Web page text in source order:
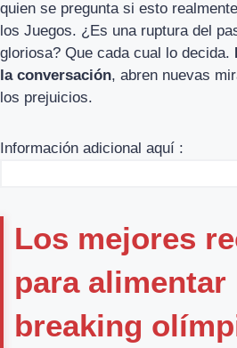
quien se pregunta si esto
los Juegos. ¿Es una ruptura del
gloriosa? Que cada cual lo decida.
la conversación, abren nuevas
los prejuicios.
Información adicional aquí :
Los mejores
para alimentar
breaking